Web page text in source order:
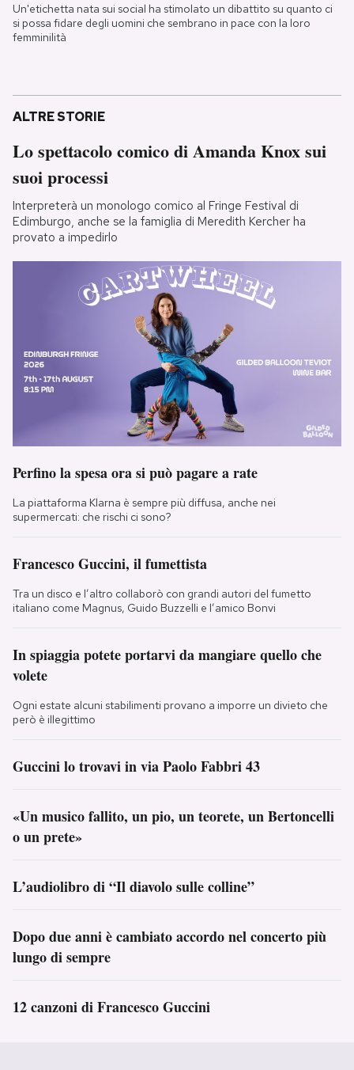
Un'etichetta nata sui social ha stimolato un dibattito su quanto ci
si possa fidare degli uomini che sembrano in pace con la loro
femminilità
ALTRE STORIE
Lo spettacolo comico di Amanda Knox sui
suoi processi
Interpreterà un monologo comico al Fringe Festival di
Edimburgo, anche se la famiglia di Meredith Kercher ha
provato a impedirlo
Perfino la spesa ora si può pagare a rate
La piattaforma Klarna è sempre più diffusa, anche nei
supermercati: che rischi ci sono?
Francesco Guccini, il fumettista
Tra un disco e l’altro collaborò con grandi autori del fumetto
italiano come Magnus, Guido Buzzelli e l’amico Bonvi
In spiaggia potete portarvi da mangiare quello che
volete
Ogni estate alcuni stabilimenti provano a imporre un divieto che
però è illegittimo
Guccini lo trovavi in via Paolo Fabbri 43
«Un musico fallito, un pio, un teorete, un Bertoncelli
o un prete»
L’audiolibro di “Il diavolo sulle colline”
Dopo due anni è cambiato accordo nel concerto più
lungo di sempre
12 canzoni di Francesco Guccini